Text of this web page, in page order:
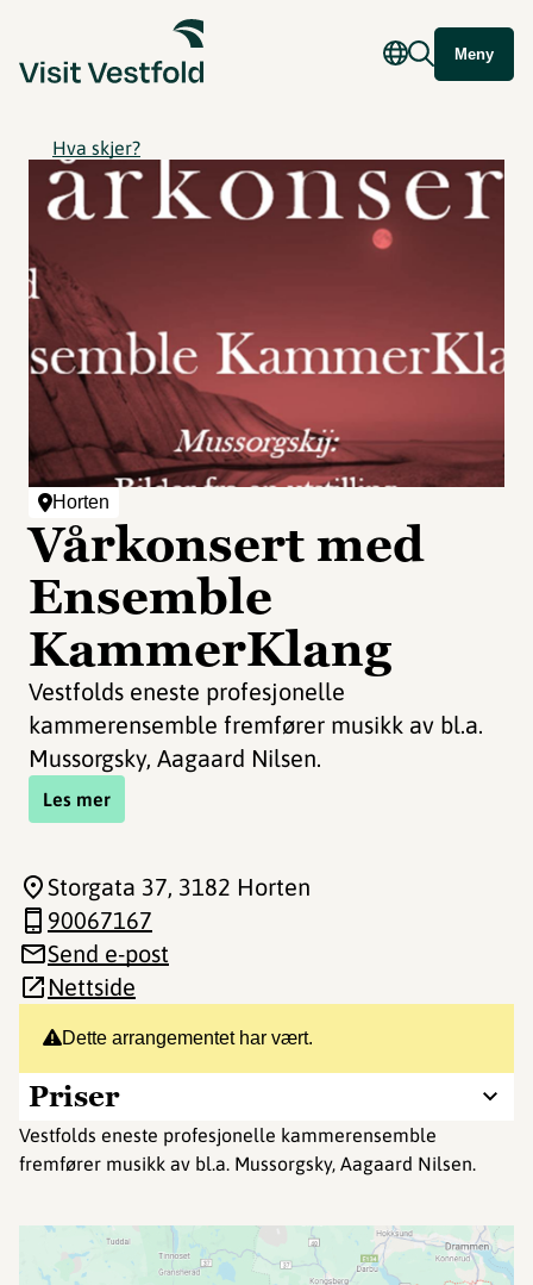
Meny
Hva skjer?
Horten
Vårkonsert med
Ensemble
KammerKlang
Vestfolds eneste profesjonelle
kammerensemble fremfører musikk av bl.a.
Mussorgsky, Aagaard Nilsen.
Les mer
Dette arrangementet har vært.
Priser
Vestfolds eneste profesjonelle kammerensemble
fremfører musikk av bl.a. Mussorgsky, Aagaard Nilsen.
Storgata 37, 3182 Horten
90067167
Send e-post
Nettside